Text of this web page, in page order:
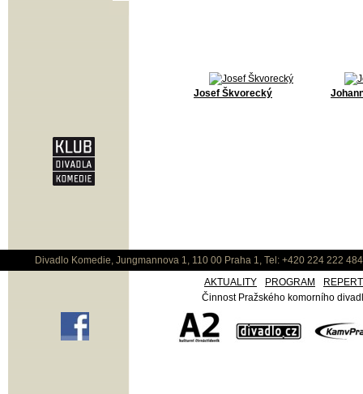
Josef Škvorecký
Divadlo Komedie, Jungmannova 1, 110 00 Praha 1, Tel: +420 224 222
AKTUALITY
PROGRAM
Činnost Pražského komorního